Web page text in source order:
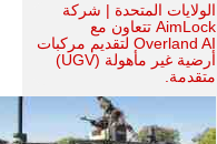
الولايات المتحدة | شركة
AimLock تتعاون مع
Overland AI لتقديم مركبات
أرضية غير مأهولة (UGV)
متقدمة.